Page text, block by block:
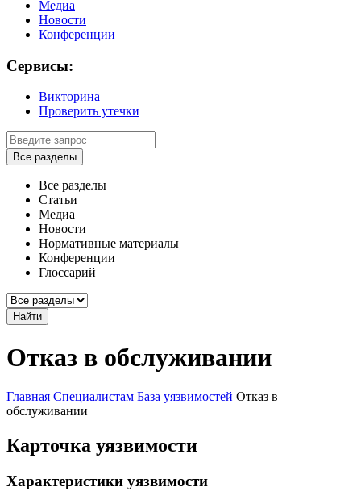
Медиа
Новости
Конференции
Сервисы:
Викторина
Проверить утечки
Все разделы
Все разделы
Статьи
Медиа
Новости
Нормативные материалы
Конференции
Глоссарий
Найти
Отказ в обслуживании
Главная Специалистам База уязвимостей Отказ в
обслуживании
Карточка уязвимости
Характеристики уязвимости